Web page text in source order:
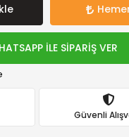
İLE SİPARİŞ VER
Güvenli